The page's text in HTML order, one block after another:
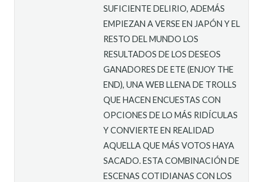
SUFICIENTE DELIRIO, ADEMÁS
EMPIEZAN A VERSE EN JAPÓN Y EL
RESTO DEL MUNDO LOS
RESULTADOS DE LOS DESEOS
GANADORES DE ETE (ENJOY THE
END), UNA WEB LLENA DE TROLLS
QUE HACEN ENCUESTAS CON
OPCIONES DE LO MÁS RIDÍCULAS
Y CONVIERTE EN REALIDAD
AQUELLA QUE MÁS VOTOS HAYA
SACADO. ESTA COMBINACIÓN DE
ESCENAS COTIDIANAS CON LOS